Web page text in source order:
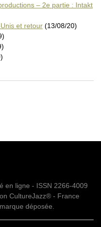
– 2e partie : Intakt
et retour (13/08/20)
en ligne - ISSN 2266-4009
CultureJazz® - France
déposée.